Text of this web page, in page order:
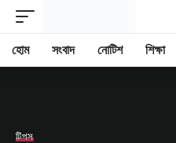
হোম সংবাদ নোটিশ শিক্ষা
টিপস